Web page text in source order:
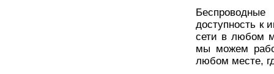
доступность к
сети в любом
мы можем
любом месте,